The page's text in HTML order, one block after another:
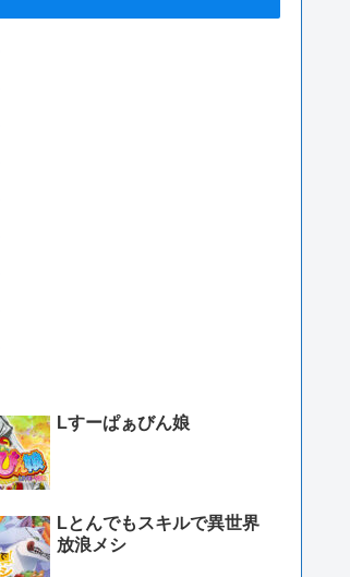
Lすーぱぁびん娘
Lとんでもスキルで異世界
放浪メシ